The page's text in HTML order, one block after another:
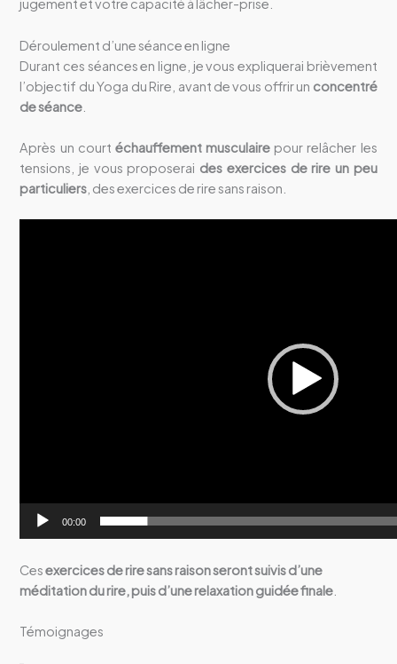
jugement et votre capacité à lâcher-prise.
Déroulement d’une séance en ligne
Durant ces séances en ligne, je vous expliquerai brièvement
l’objectif du Yoga du Rire, avant de vous offrir un concentré
de séance
Après un court échauffement musculaire pour relâcher les
tensions, je vous proposerai des exercices de rire un peu
particuliers , des exercices de rire sans raison.
00:00
Cesexercices de rire sans raison seront suivis d’une
méditation du rire, puis d’une relaxation guidée finale
Témoignages